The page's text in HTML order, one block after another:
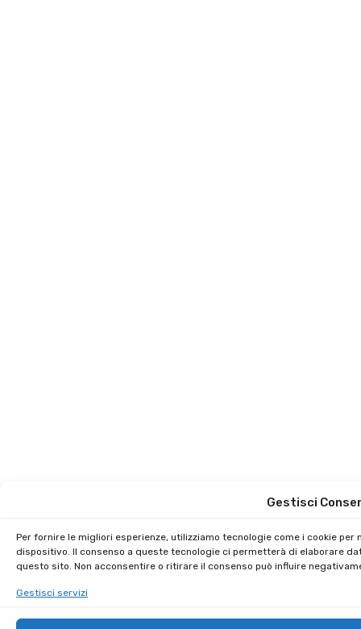
Gestisci
Per fornire le migliori esperienze, utilizziamo tecnologie come i cookie
dispositivo. Il consenso a queste tecnologie ci permetterà di elaborare
questo sito. Non acconsentire o ritirare il consenso può influire
Gestisci servizi